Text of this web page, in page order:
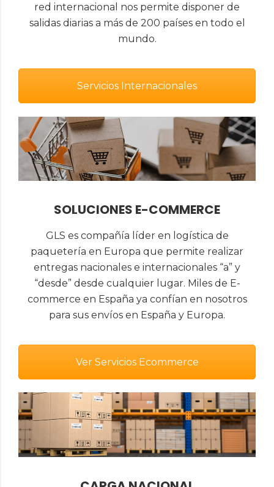
red internacional nos permite disponer de
salidas diarias a más de 200 países en todo el
mundo.
Servicios Internacionales
SOLUCIONES E-COMMERCE
GLS es compañía líder en logística de
paquetería en Europa que permite realizar
entregas nacionales e internacionales “a” y
“desde” desde cualquier lugar. Miles de E-
commerce en España ya confían en nosotros
para sus envíos en España y Europa.
Ver Servicios Ecommerce